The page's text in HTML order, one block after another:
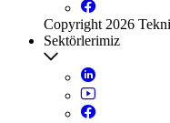
Copyright 2026
Sektörlerimiz